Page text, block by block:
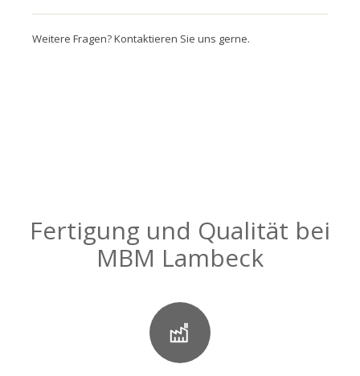
Weitere Fragen? Kontaktieren Sie uns gerne.
Fertigung und Qualität bei
MBM Lambeck